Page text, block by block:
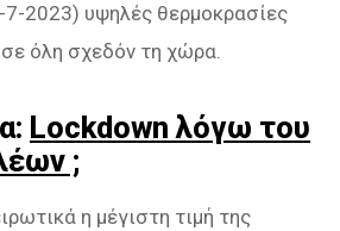
2023) υψηλές θερμοκρασίες
όλη σχεδόν τη χώρα.
Lockdown λόγω του
;
η μέγιστη τιμή της